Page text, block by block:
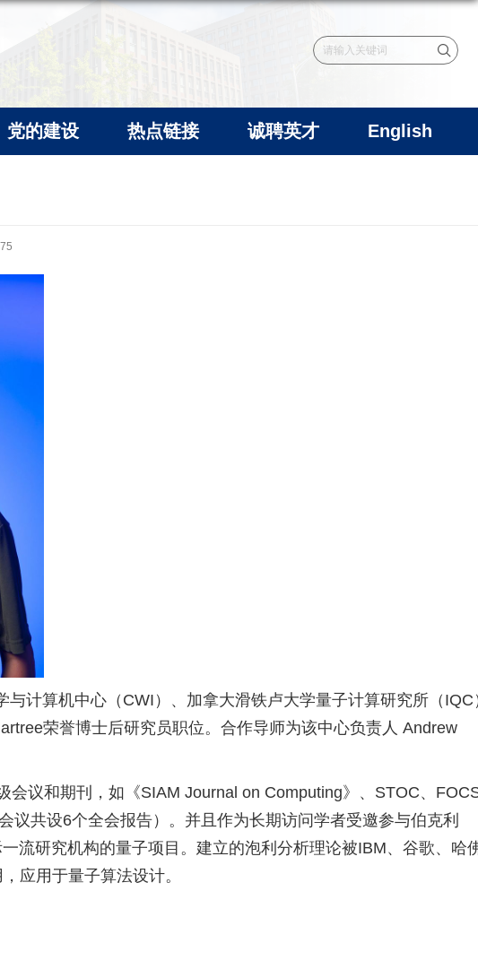
党的建设 热点链接 诚聘英才 English
与计算机中心（CWI ）、加拿大滑铁卢大学量子计算研究所（ IQC
荣誉博士后研究员职位。合作导师为该中心负责人 Andrew
会议和期刊，如《SIAM Journal on Computing》、 STOC、
议共设6个全会报告）。并且作为长期访问学者受邀参与伯克利
流研究机构的量子项目。建立的泡利分析理论被IBM、谷歌、哈
应用于量子算法设计。